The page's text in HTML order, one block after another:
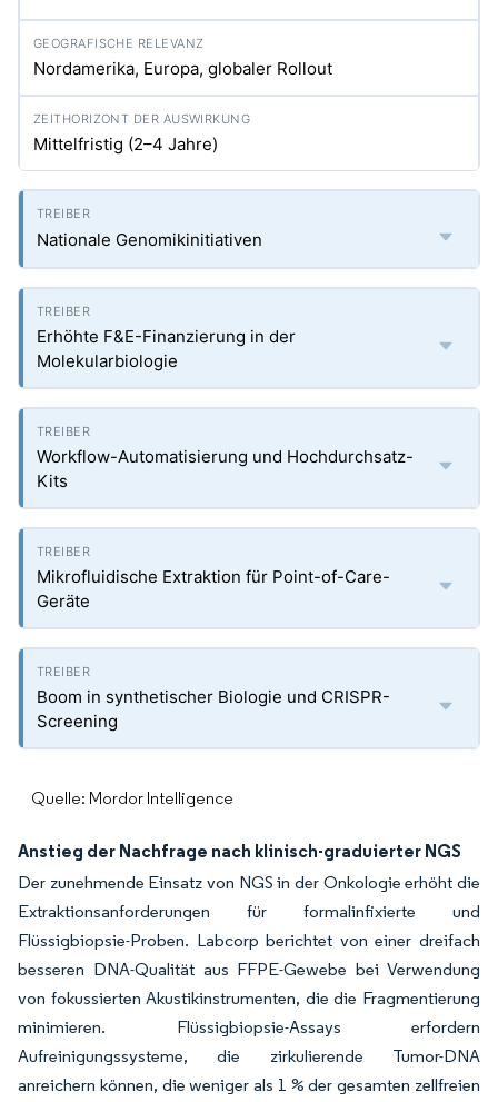
Nordamerika, Europa, globaler Rollout
Mittelfristig (2–4 Jahre)
Nationale Genomikinitiativen
Erhöhte F&E-Finanzierung in der
Molekularbiologie
Workflow-Automatisierung und Hochdurchsatz-
Kits
Mikrofluidische Extraktion für Point-of-Care-
Geräte
Boom in synthetischer Biologie und CRISPR-
Screening
Quelle: Mordor Intelligence
Anstieg der Nachfrage nach klinisch-graduierter NGS
Der zunehmende Einsatz von NGS in der Onkologie erhöht die
Extraktionsanforderungen für formalinfixierte und
Flüssigbiopsie-Proben. Labcorp berichtet von einer dreifach
besseren DNA-Qualität aus FFPE-Gewebe bei Verwendung
von fokussierten Akustikinstrumenten, die die Fragmentierung
minimieren. Flüssigbiopsie-Assays erfordern
Aufreinigungssysteme, die zirkulierende Tumor-DNA
anreichern können, die weniger als 1 % der gesamten zellfreien